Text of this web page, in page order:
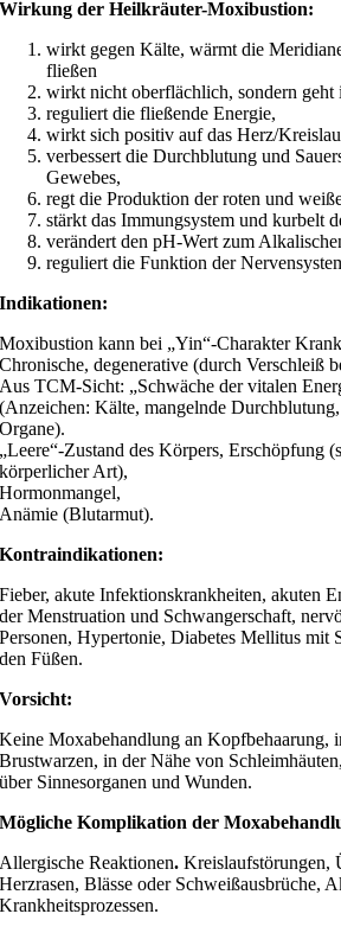
Wirkung der Heilkräuter-Moxibustion:
wirkt gegen Kälte, wärmt die
fließen
wirkt nicht oberflächlich, sondern geht
reguliert die fließende Energie,
wirkt sich positiv auf das Herz/
verbessert die Durchblutung und
Gewebes,
regt die Produktion der roten und
stärkt das Immungsystem und kurbelt
verändert den pH-Wert zum
reguliert die Funktion der
Indikationen:
Moxibustion kann bei „Yin“-Charakter
Chronische, degenerative (durch Verschleiß
Aus TCM-Sicht: „Schwäche der vitalen
(Anzeichen: Kälte, mangelnde
Organe).
„Leere“-Zustand des Körpers, Erschöpfung
körperlicher Art),
Hormonmangel,
Anämie (Blutarmut).
Kontraindikationen:
Fieber, akute Infektionskrankheiten, akuten
der Menstruation und Schwangerschaft,
Personen, Hypertonie, Diabetes Mellitus mit
den Füßen.
Vorsicht:
Keine Moxabehandlung an Kopfbehaarung,
Brustwarzen, in der Nähe von
über Sinnesorganen und Wunden.
Mögliche Komplikation der
Allergische Reaktionen. Kreislaufstörungen,
Herzrasen, Blässe oder Schweißausbrüche,
Krankheitsprozessen.